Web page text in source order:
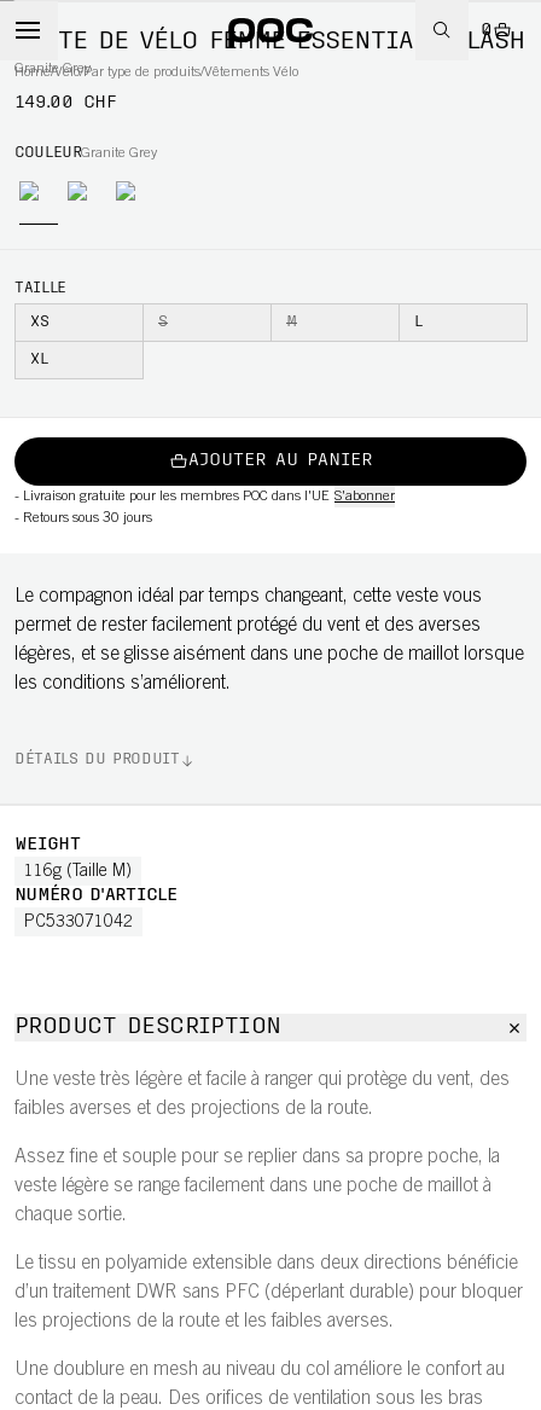
0
Home/Vélo/Par type de produits/Vêtements Vélo
VESTE DE VÉLO FEMME ESSENTIAL SPLASH
Granite Grey
149.00 CHF
COULEURGranite Grey
TAILLE
XS S M L
XL
AJOUTER AU PANIER
- Livraison gratuite pour les membres POC dans l'UE S'abonner
- Retours sous 30 jours
Le compagnon idéal par temps changeant, cette veste vous
permet de rester facilement protégé du vent et des averses
légères, et se glisse aisément dans une poche de maillot lorsque
les conditions s’améliorent.
DÉTAILS DU PRODUIT
WEIGHT
116g (Taille M)
NUMÉRO D'ARTICLE
PC533071042
PRODUCT DESCRIPTION
Une veste très légère et facile à ranger qui protège du vent, des
faibles averses et des projections de la route.
Assez fine et souple pour se replier dans sa propre poche, la
veste légère se range facilement dans une poche de maillot à
chaque sortie.
Le tissu en polyamide extensible dans deux directions bénéficie
d’un traitement DWR sans PFC (déperlant durable) pour bloquer
les projections de la route et les faibles averses.
Une doublure en mesh au niveau du col améliore le confort au
contact de la peau. Des orifices de ventilation sous les bras